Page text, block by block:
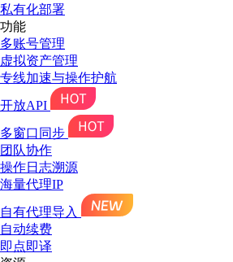
私有化部署
功能
多账号管理
虚拟资产管理
专线加速与操作护航
开放API
多窗口同步
团队协作
操作日志溯源
海量代理IP
自有代理导入
自动续费
即点即译